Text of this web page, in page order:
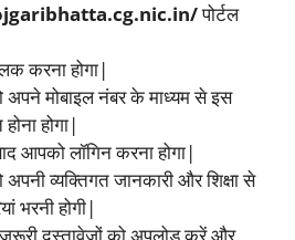
पोर्टल
करना होगा|
मोबाइल नंबर के माध्यम से इस
होगा|
आपको लॉगिन करना होगा|
व्यक्तिगत जानकारी और शिक्षा से
भरनी होगी|